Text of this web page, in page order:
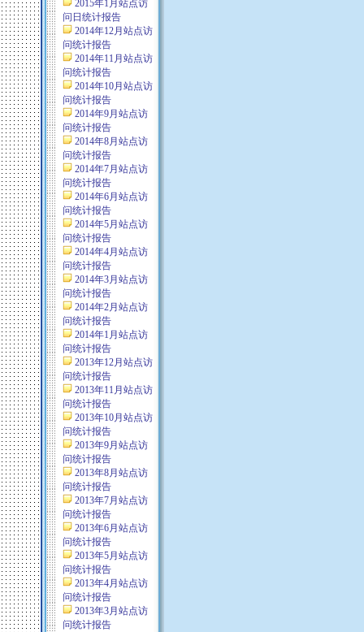
2015年1月站点访
问日统计报告
2014年12月站点访
问统计报告
2014年11月站点访
问统计报告
2014年10月站点访
问统计报告
2014年9月站点访
问统计报告
2014年8月站点访
问统计报告
2014年7月站点访
问统计报告
2014年6月站点访
问统计报告
2014年5月站点访
问统计报告
2014年4月站点访
问统计报告
2014年3月站点访
问统计报告
2014年2月站点访
问统计报告
2014年1月站点访
问统计报告
2013年12月站点访
问统计报告
2013年11月站点访
问统计报告
2013年10月站点访
问统计报告
2013年9月站点访
问统计报告
2013年8月站点访
问统计报告
2013年7月站点访
问统计报告
2013年6月站点访
问统计报告
2013年5月站点访
问统计报告
2013年4月站点访
问统计报告
2013年3月站点访
问统计报告